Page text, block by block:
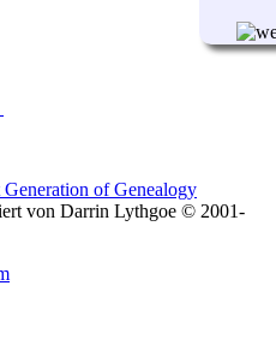
of Genealogy
von Darrin Lythgoe © 2001-